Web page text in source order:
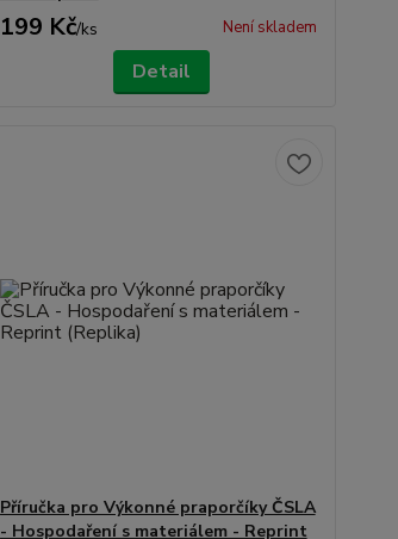
199 Kč/ks Není skladem
Detail
Příručka pro Výkonné praporčíky ČSLA
- Hospodaření s materiálem - Reprint